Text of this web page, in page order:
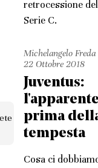
retrocessione
Serie C.
Michelangelo Freda
22 Ottobre 2018
Juventus:
prima
tempesta
Cosa ci